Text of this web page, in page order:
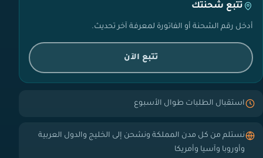
تتبع شحنتك
أدخل رقم الشحنة أو الفاتورة لمعرفة آخر تحديث.
تتبع الآن
استقبال الطلبات طوال الأسبوع
نستلم من كل مدن المملكة ونشحن إلى الخليج والدول العربية
وأوروبا وآسيا وأمريكا